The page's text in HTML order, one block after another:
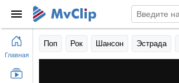
Поп Рок Шансон Эстрада
Главная